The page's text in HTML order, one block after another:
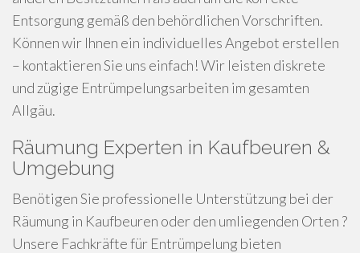
Entsorgung gemäß den behördlichen Vorschriften.
Können wir Ihnen ein individuelles Angebot erstellen
– kontaktieren Sie uns einfach! Wir leisten diskrete
und zügige Entrümpelungsarbeiten im gesamten
Allgäu.
Räumung Experten in Kaufbeuren &
Umgebung
Benötigen Sie professionelle Unterstützung bei der
Räumung in Kaufbeuren oder den umliegenden Orten ?
Unsere Fachkräfte für Entrümpelung bieten